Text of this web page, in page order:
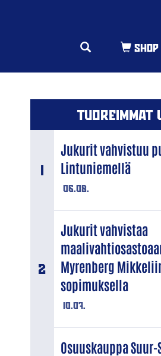
TUOREIMMAT
06.08.
Jukurit vahvistuu
Lintuniemellä
10.07.
Jukurit vahvistaa
Myrenberg
sopimuksella
Osuuskauppa